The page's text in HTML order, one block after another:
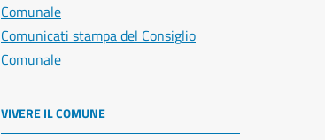
Comunale
Comunicati stampa del Consiglio
Comunale
VIVERE IL COMUNE